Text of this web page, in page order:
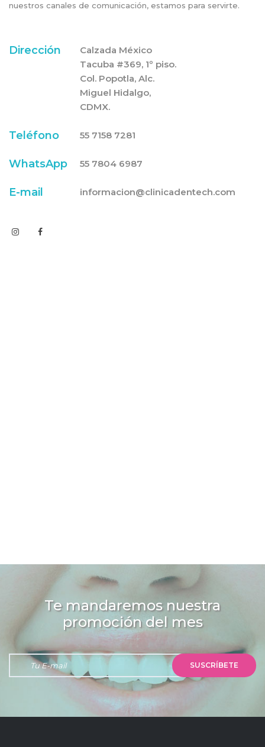
nuestros canales de comunicación, estamos para servirte.
Dirección
Calzada México
Tacuba #369, 1º piso.
Col. Popotla, Alc.
Miguel Hidalgo,
CDMX.
Teléfono 55 7158 7281
WhatsApp 55 7804 6987
E-mail informacion@clinicadentech.com
Te mandaremos nuestra
promoción del mes
SUSCRÍBETE